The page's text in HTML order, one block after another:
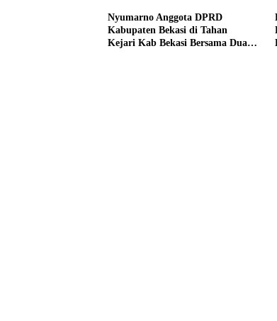
Nyumarno Anggota DPRD
Kabupaten Bekasi di Tahan
Kejari Kab Bekasi Bersama Dua